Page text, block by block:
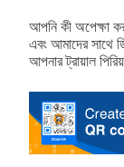
আপনি কী অপেক্ষা
এবং আমাদের সাথে
আপনার ট্রায়াল